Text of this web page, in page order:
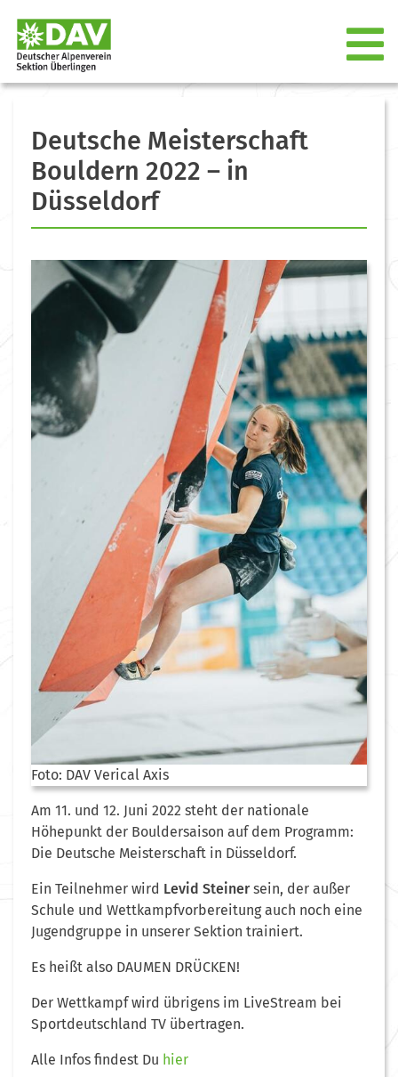
Deutsche Meisterschaft
Bouldern 2022 – in
Düsseldorf
Foto: DAV Verical Axis
Am 11. und 12. Juni 2022 steht der nationale
Höhepunkt der Bouldersaison auf dem Programm:
Die Deutsche Meisterschaft in Düsseldorf.
Ein Teilnehmer wird Levid Steinersein, der außer
Schule und Wettkampfvorbereitung auch noch eine
Jugendgruppe in unserer Sektion trainiert.
Es heißt also DAUMEN DRÜCKEN!
Der Wettkampf wird übrigens im LiveStream bei
Sportdeutschland TV übertragen.
Alle Infos findest Du hier